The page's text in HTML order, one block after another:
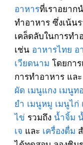
อาหารที่เราอยาก
ทำอาหาร ซึ่งเน้น
เคล็ดลับในการทำ
เช่น อาหารไทย อ
เวียดนาม โดยกา
การทำอาหาร แล
ผัด เมนูแกง เมนูท
ยำ เมนูหมู เมนูไก่
ไข่ รวมถึง น้ำจิ้ม
เจ และ เครื่องดื่ม